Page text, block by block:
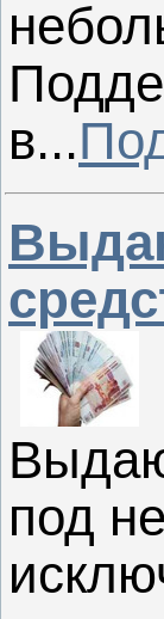
в...
под